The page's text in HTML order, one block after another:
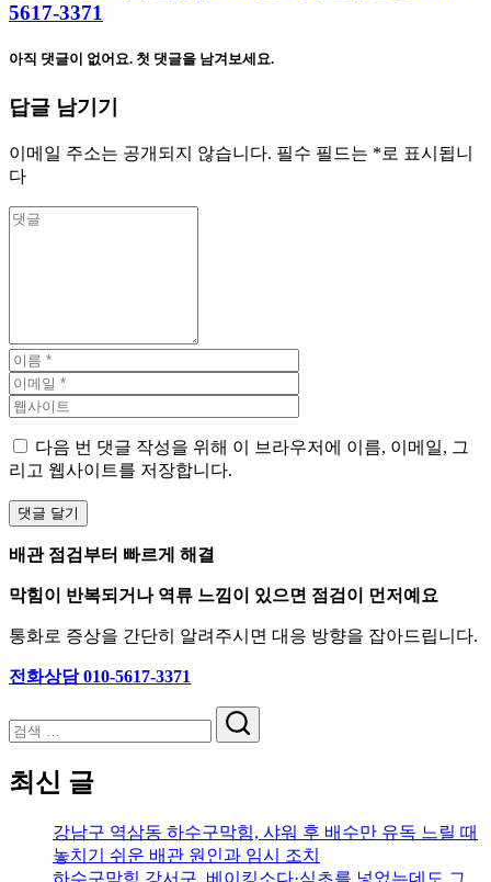
5617-3371
아직 댓글이 없어요. 첫 댓글을 남겨보세요.
답글 남기기
이메일 주소는 공개되지 않습니다. 필수 필드는 *로 표시됩니
다
다음 번 댓글 작성을 위해 이 브라우저에 이름, 이메일, 그
리고 웹사이트를 저장합니다.
배관 점검부터 빠르게 해결
막힘이 반복되거나 역류 느낌이 있으면 점검이 먼저예요
통화로 증상을 간단히 알려주시면 대응 방향을 잡아드립니다.
전화상담 010-5617-3371
검
최신 글
강남구 역삼동 하수구막힘, 샤워 후 배수만 유독 느릴 때
놓치기 쉬운 배관 원인과 임시 조치
하수구막힘 강서구, 베이킹소다·식초를 넣었는데도 그